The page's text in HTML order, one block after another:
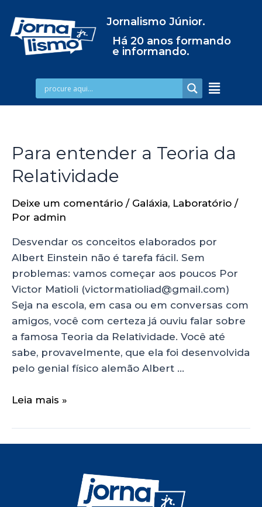
Jornalismo Júnior.
Há 20 anos formando
e informando.
Para entender a Teoria da
Relatividade
Deixe um comentário / Galáxia, Laboratório /
Por admin
Desvendar os conceitos elaborados por
Albert Einstein não é tarefa fácil. Sem
problemas: vamos começar aos poucos Por
Victor Matioli (victormatioliad@gmail.com)
Seja na escola, em casa ou em conversas com
amigos, você com certeza já ouviu falar sobre
a famosa Teoria da Relatividade. Você até
sabe, provavelmente, que ela foi desenvolvida
pelo genial físico alemão Albert …
Leia mais »